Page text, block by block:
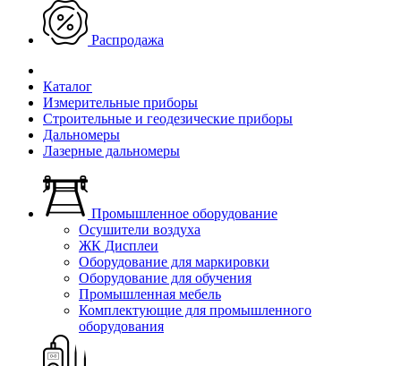
Распродажа
Каталог
Измерительные приборы
Строительные и геодезические приборы
Дальномеры
Лазерные дальномеры
Промышленное оборудование
Осушители воздуха
ЖК Дисплеи
Оборудование для маркировки
Оборудование для обучения
Промышленная мебель
Комплектующие для промышленного
оборудования